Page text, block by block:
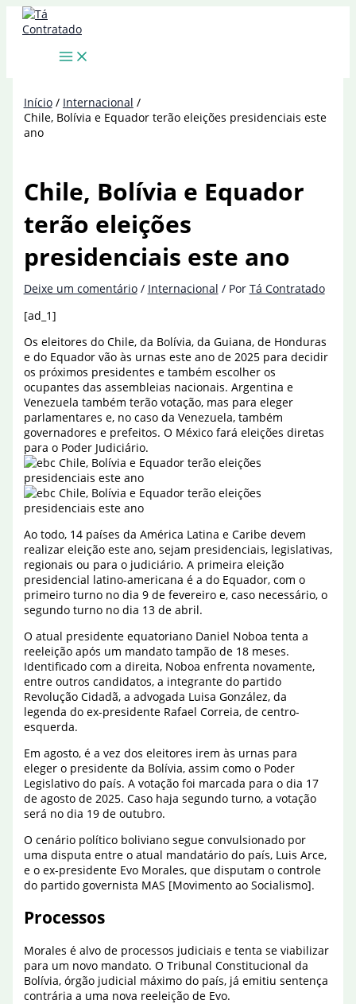
para
Início
Internacional
Chile, Bolívia e Equador terão eleições presidenciais este
ano
Chile, Bolívia e Equador
terão eleições
presidenciais este ano
Deixe um comentário / Internacional / Por Tá Contratado
[ad_1]
Os eleitores do Chile, da Bolívia, da Guiana, de Honduras
e do Equador vão às urnas este ano de 2025 para decidir
os próximos presidentes e também escolher os
ocupantes das assembleias nacionais. Argentina e
Venezuela também terão votação, mas para eleger
parlamentares e, no caso da Venezuela, também
governadores e prefeitos. O México fará eleições diretas
para o Poder Judiciário.
Ao todo, 14 países da América Latina e Caribe devem
realizar eleição este ano, sejam presidenciais, legislativas,
regionais ou para o judiciário. A primeira eleição
presidencial latino-americana é a do Equador, com o
primeiro turno no dia 9 de fevereiro e, caso necessário, o
segundo turno no dia 13 de abril.
O atual presidente equatoriano Daniel Noboa tenta a
reeleição após um mandato tampão de 18 meses.
Identificado com a direita, Noboa enfrenta novamente,
entre outros candidatos, a integrante do partido
Revolução Cidadã, a advogada Luisa González, da
legenda do ex-presidente Rafael Correia, de centro-
esquerda.
Em agosto, é a vez dos eleitores irem às urnas para
eleger o presidente da Bolívia, assim como o Poder
Legislativo do país. A votação foi marcada para o dia 17
de agosto de 2025. Caso haja segundo turno, a votação
será no dia 19 de outubro.
O cenário político boliviano segue convulsionado por
uma disputa entre o atual mandatário do país, Luis Arce,
e o ex-presidente Evo Morales, que disputam o controle
do partido governista MAS [Movimento ao Socialismo].
Processos
Morales é alvo de processos judiciais e tenta se viabilizar
para um novo mandato. O Tribunal Constitucional da
Bolívia, órgão judicial máximo do país, já emitiu sentença
contrária a uma nova reeleição de Evo.